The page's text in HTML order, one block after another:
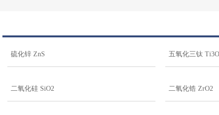
硫化锌 ZnS 五氧化三钛
二氧化硅 SiO2 二氧化锆 ZrO2